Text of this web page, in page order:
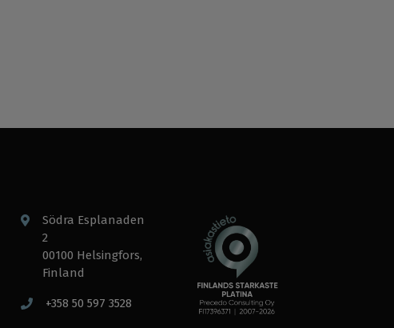
Södra Esplanaden
2
00100 Helsingfors,
Finland
+358 50 597 3528